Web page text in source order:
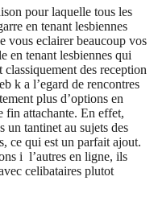
pour laquelle tous les
en tenant lesbiennes
vous eclairer beaucoup vos
en tenant lesbiennes qui
des reception
k a l’egard de rencontres
plus d’options en
fin attachante. En effet,
un tantinet au sujets des
ce qui est un parfait ajout.
i l’autres en ligne, ils
celibataires plutot